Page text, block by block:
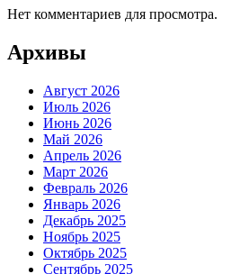
Нет комментариев для просмотра.
Архивы
Август 2026
Июль 2026
Июнь 2026
Май 2026
Апрель 2026
Март 2026
Февраль 2026
Январь 2026
Декабрь 2025
Ноябрь 2025
Октябрь 2025
Сентябрь 2025